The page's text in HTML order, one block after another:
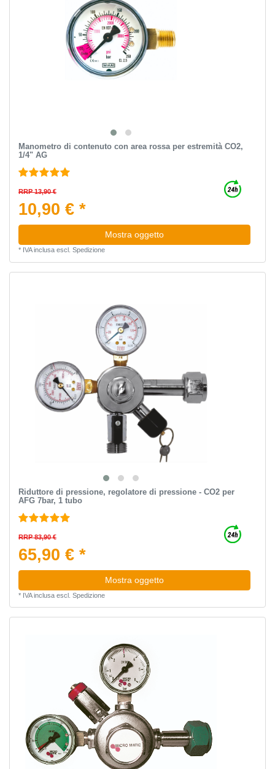
Manometro di contenuto con area rossa per estremità CO2,
1/4" AG
RRP 13,90 €
10,90 € *
Mostra oggetto
* IVA inclusaescl. Spedizione
Riduttore di pressione, regolatore di pressione - CO2 per
AFG 7bar, 1 tubo
RRP 83,90 €
65,90 € *
Mostra oggetto
* IVA inclusaescl. Spedizione